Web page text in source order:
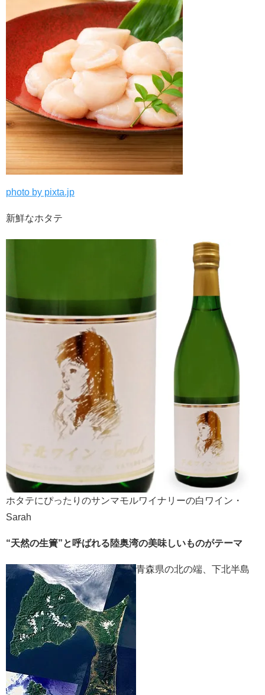
photo by pixta.jp
新鮮なホタテ
ホタテにぴったりのサンマモルワイナリーの白ワイン・
Sarah
“天然の生簀”と呼ばれる陸奥湾の美味しいものがテーマ
青森県の北の端、下北半島